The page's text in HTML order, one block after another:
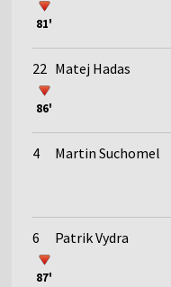
81'
22 Matej Hadas
86'
4 Martin Suchomel
6 Patrik Vydra
87'